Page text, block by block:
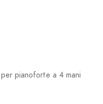
per pianoforte a 4 mani